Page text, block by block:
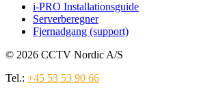
i-PRO Installationsguide
Serverberegner
Fjernadgang (support)
© 2026 CCTV Nordic A/S
Tel.: +45 53 53 90 66